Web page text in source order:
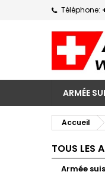
Téléphone:
ARMÉE
Accueil
TOUS LES
Armée